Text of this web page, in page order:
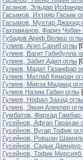
Гасанов, Эльдар
Гасымов, Ихтияр Гасым
Гасымов, Мухтар Джахид
Гахраманов, Фариз Чобан
Губадов Ариф Велиш оглы
Гулиев, Агил Сахиб оглы
Гулиев, Вагит Габибулла
Гулиев, Забит Адил оглы
Гулиев, Мадат Газанфар
Гулиев, Матлаб Кямран
Гулиев, Мирза Маджид
Гулиев Назим Габил оглы
Гулиев, Нофал Захид оглы
Гулиев, Эмин Алекпер
Гумбатов, Фархад Гамбар
Гусейнов, Афган Гарахан
Гусейнов, Вугар Тофик
Гусейнов, Ровшан
Гусейнов, Садык Даяндур
Гусейнов, Тофик Мирсияб